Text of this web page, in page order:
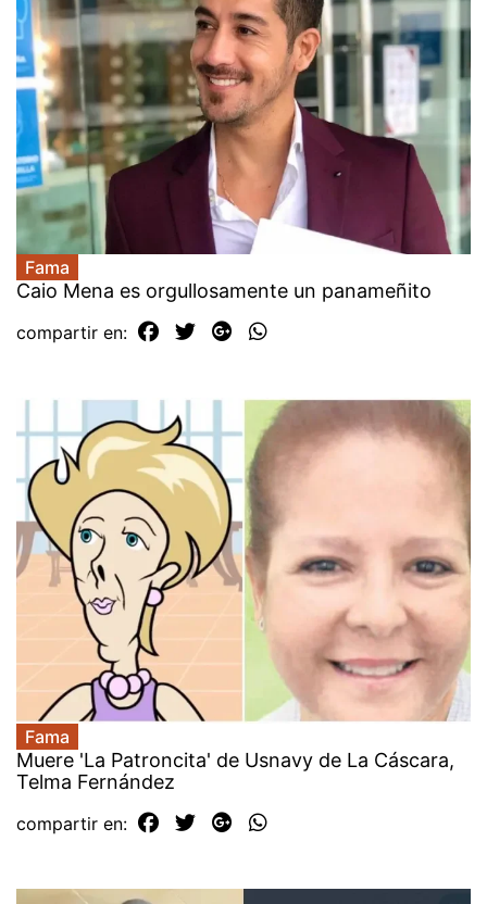
Fama
Caio Mena es orgullosamente un panameñito
compartir en:
Fama
Muere 'La Patroncita' de Usnavy de La Cáscara,
Telma Fernández
compartir en: